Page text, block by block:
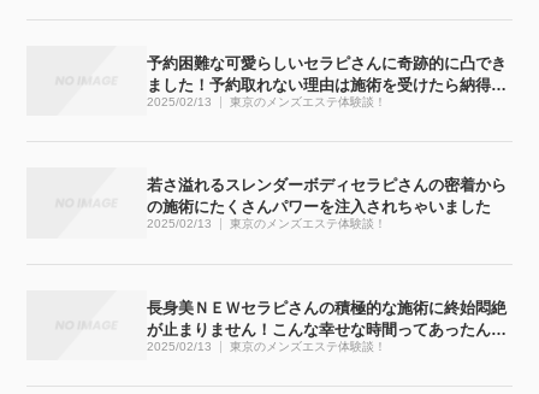
予約困難な可愛らしいセラピさんに奇跡的に凸でき
ました！予約取れない理由は施術を受けたら納得で
す
2025/02/13 東京のメンズエステ体験談！
若さ溢れるスレンダーボディセラピさんの密着から
の施術にたくさんパワーを注入されちゃいました
2025/02/13 東京のメンズエステ体験談！
長身美ＮＥＷセラピさんの積極的な施術に終始悶絶
が止まりません！こんな幸せな時間ってあったんで
すね
2025/02/13 東京のメンズエステ体験談！